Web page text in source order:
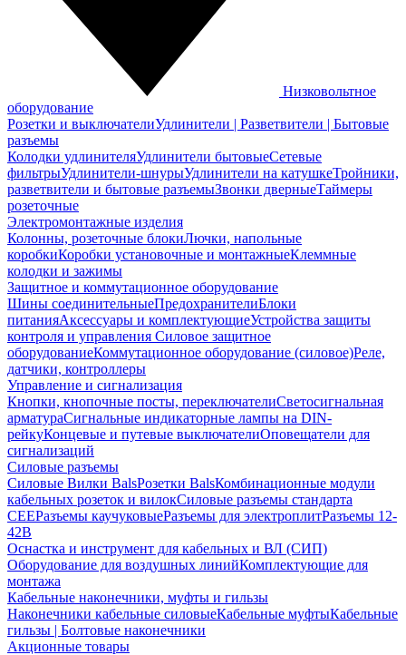
Низковольтное
оборудование
Розетки и выключателиУдлинители | Разветвители | Бытовые
разъемы
Колодки удлинителяУдлинители бытовыеСетевые
фильтрыУдлинители-шнурыУдлинители на катушкеТройники,
разветвители и бытовые разъемыЗвонки дверныеТаймеры
розеточные
Электромонтажные изделия
Колонны, розеточные блокиЛючки, напольные
коробкиКоробки установочные и монтажныеКлеммные
колодки и зажимы
Защитное и коммутационное оборудование
Шины соединительныеПредохранителиБлоки
питанияАксессуары и комплектующиеУстройства защиты
контроля и управления Силовое защитное
оборудованиеКоммутационное оборудование (силовое)Реле,
датчики, контроллеры
Управление и сигнализация
Кнопки, кнопочные посты, переключателиСветосигнальная
арматураСигнальные индикаторные лампы на DIN-
рейкуКонцевые и путевые выключателиОповещатели для
сигнализаций
Силовые разъемы
Силовые Вилки BalsРозетки BalsКомбинационные модули
кабельных розеток и вилокСиловые разъемы стандарта
CEEРазъемы каучуковыеРазъемы для электроплитРазъемы 12-
42В
Оснастка и инструмент для кабельных и ВЛ (СИП)
Оборудование для воздушных линийКомплектующие для
монтажа
Кабельные наконечники, муфты и гильзы
Наконечники кабельные силовыеКабельные муфтыКабельные
гильзы | Болтовые наконечники
Акционные товары